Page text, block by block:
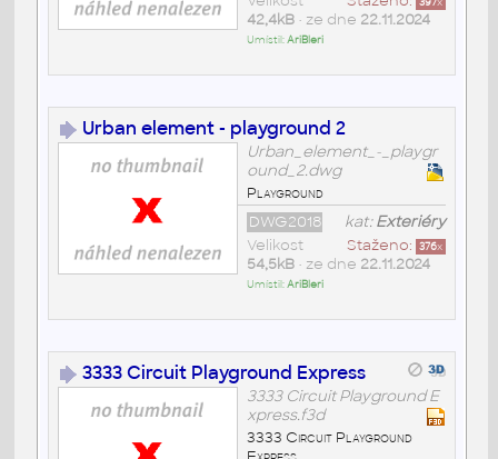
42,4kB• ze dne 22.11.2024
Umístil:AriBleri
Urban element - playground 2
Urban_element_-_playgr
ound_2.dwg
Playground
kat:Exteriéry
DWG2018
Staženo: 376x
Velikost
54,5kB• ze dne 22.11.2024
Umístil:AriBleri
3333 Circuit Playground Express
3333 Circuit Playground E
xpress.f3d
3333 Circuit Playground